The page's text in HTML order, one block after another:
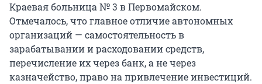
Краевая больница № 3 в Первомайском.
Отмечалось, что главное отличие автономных
организаций — самостоятельность в
зарабатывании и расходовании средств,
перечисление их через банк, а не через
казначейство, право на привлечение инвестиций.